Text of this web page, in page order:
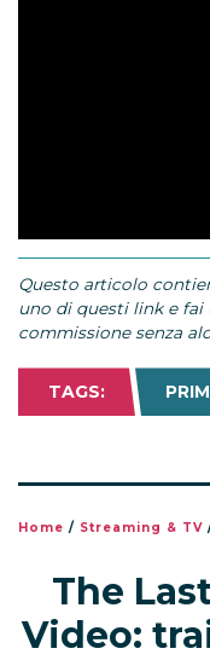
Questo articolo
uno di questi link e fai
commissione senza
TAGS:
Home / Streaming & TV
The
Video: